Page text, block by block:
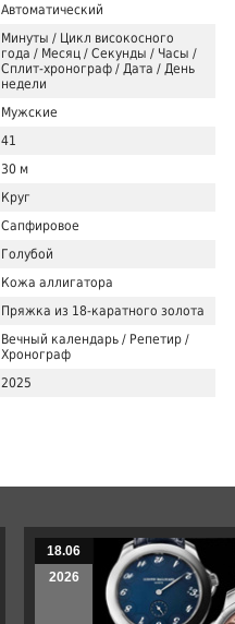
Автоматический
Минуты / Цикл високосного
года / Месяц / Секунды / Часы /
Сплит-хронограф / Дата / День
недели
Мужские
41
30 м
Круг
Сапфировое
Голубой
Кожа аллигатора
Пряжка из 18-каратного золота
Вечный календарь / Репетир /
Хронограф
2025
18.06
2026